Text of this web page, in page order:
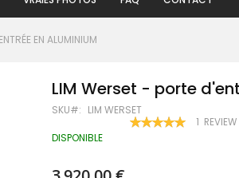
EN ALUMINIUM
LIM Werset - porte
SKU LIM WERSET
RATING: 1 REVIEW
DISPONIBLE